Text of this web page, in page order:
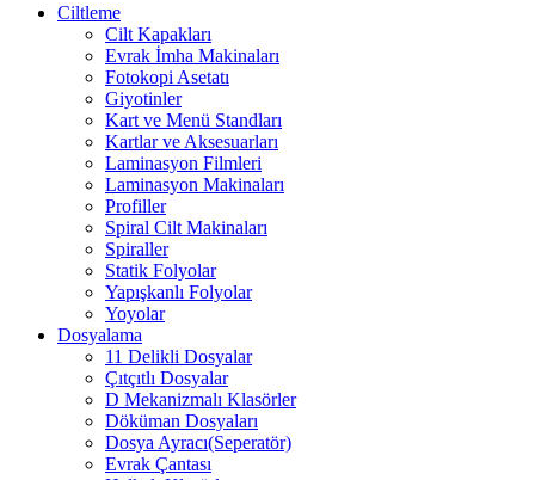
Ciltleme
Cilt Kapakları
Evrak İmha Makinaları
Fotokopi Asetatı
Giyotinler
Kart ve Menü Standları
Kartlar ve Aksesuarları
Laminasyon Filmleri
Laminasyon Makinaları
Profiller
Spiral Cilt Makinaları
Spiraller
Statik Folyolar
Yapışkanlı Folyolar
Yoyolar
Dosyalama
11 Delikli Dosyalar
Çıtçıtlı Dosyalar
D Mekanizmalı Klasörler
Döküman Dosyaları
Dosya Ayracı(Seperatör)
Evrak Çantası